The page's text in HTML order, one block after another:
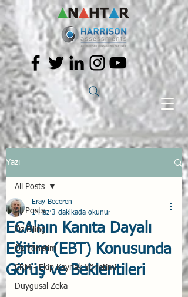
Yazı
All Posts
Öz Bilinç
Öz Yönetim
CRM - Ekip Kaynak Yönetimi
Duygusal Zeka
All Posts
ECA'nın Kanıta Dayalı
Eğitim (EBT) Konusunda
Görüş ve Beklentileri
Eray Beceren
1 Haz 3 dakikada okunur